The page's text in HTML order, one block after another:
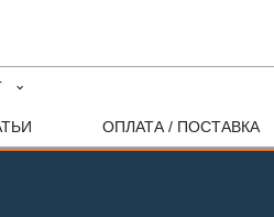
ОПЛАТА / ПОСТАВКА